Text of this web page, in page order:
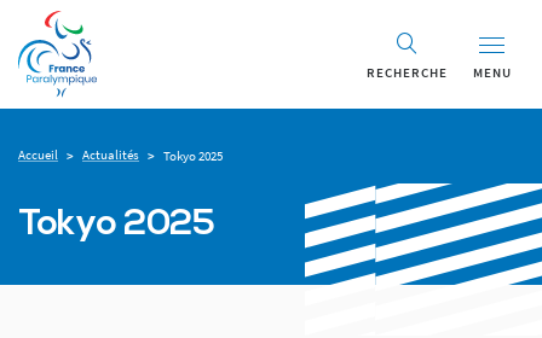
RECHERCHE MENU
Accueil > Actualités > Tokyo 2025
Tokyo 2025